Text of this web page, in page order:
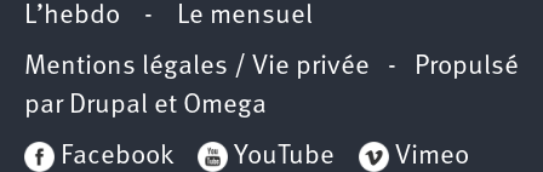
L’hebdo - Le mensuel
Mentions légales / Vie privée - Propulsé
par Drupal et Omega
Facebook
YouTube
Vimeo